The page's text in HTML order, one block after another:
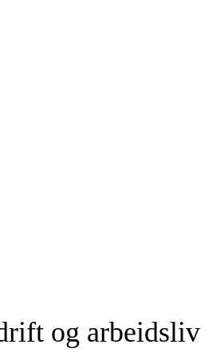
og arbeidsliv